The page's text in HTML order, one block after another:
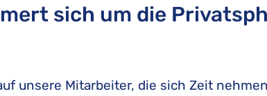
sich um die
unsere Mitarbeiter, die sich Zeit